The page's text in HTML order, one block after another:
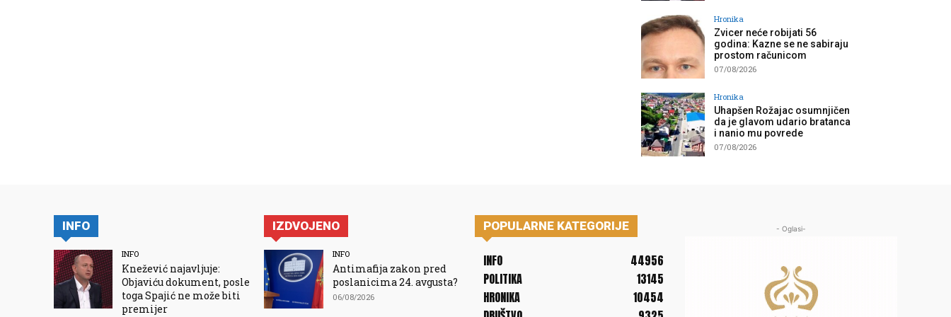
Hronika
Zvicer neće robijati 56
godina: Kazne se ne sabiraju
prostom računicom
07/08/2026
Hronika
Uhapšen Rožajac osumnjičen
da je glavom udario bratanca
i nanio mu povrede
07/08/2026
INFO
INFO
Knežević najavljuje:
Objaviću dokument, posle
toga Spajić ne može biti
premijer
IZDVOJENO
INFO
Antimafija zakon pred
poslanicima 24. avgusta?
06/08/2026
POPULARNE KATEGORIJE
INFO
44956
POLITIKA
13145
HRONIKA
10454
- Oglasi-